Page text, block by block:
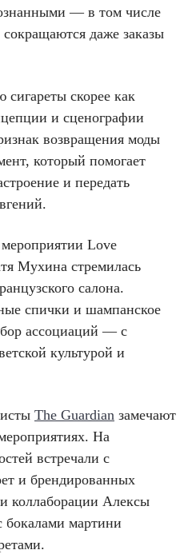
— в том числе
даже заказы
скорее как
и сценографии
возвращения моды
который помогает
и передать
Love
Мухина стремилась
салона.
спички и шампанское
ассоциаций — с
культурой и
The Guardian замечают
На
встречали с
и брендированных
коллаборации Алексы
бокалами мартини